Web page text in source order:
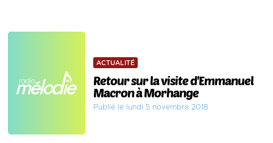
ACTUALITÉ
Retour sur la visite d'Emmanuel
Macron à Morhange
Publié le lundi 5 novembre 2018